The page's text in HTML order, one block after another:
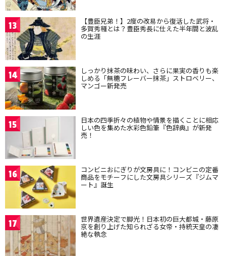
13 【豊臣兄弟！】2度の改易から復活した武将・
多賀秀種とは？豊臣秀長に仕えた半年間と波乱
の生涯
14 しっかり抹茶の味わい、さらに果実の香りも楽
しめる「無糖フレーバー抹茶」ストロベリー、
マンゴー新発売
15 日本の四季折々の植物や情景を描くことに相応
しい色を集めた水彩色鉛筆『色辞典』が新発
売！
16 コンビニおにぎりが文房具に！コンビニの定番
商品をモチーフにした文房具シリーズ『ジムマ
ート』誕生
17 世界遺産決定で脚光！日本初の巨大都城・藤原
京を創り上げた知られざる女帝・持統天皇の凄
絶な執念